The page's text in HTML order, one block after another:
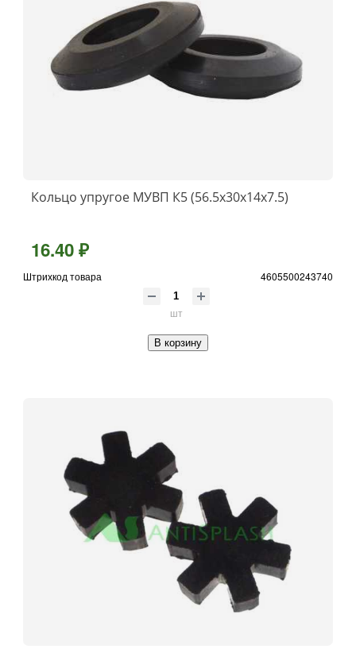
Кольцо упругое МУВП К5 (56.5х30х14х7.5)
16.40 ₽
Штрихкод товара 4605500243740
шт
В корзину